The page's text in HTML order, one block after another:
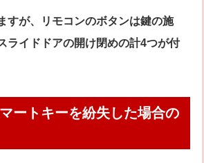
すが、リモコンのボタンは鍵の施
ライドドアの開け閉めの計4つが付
ートキーを紛失した場合の